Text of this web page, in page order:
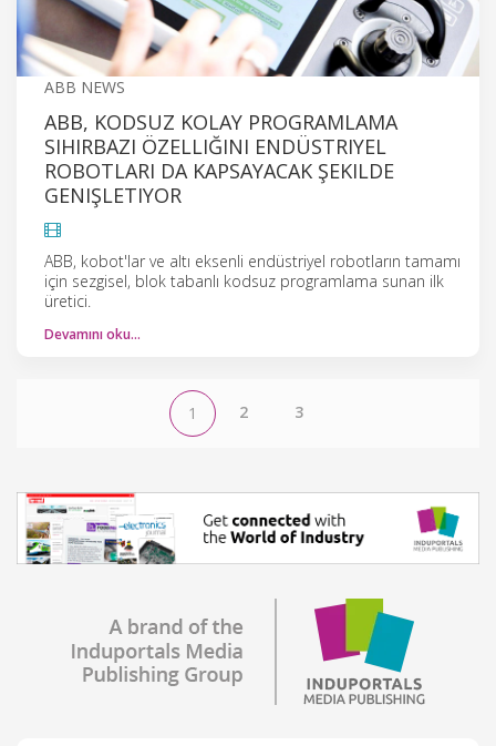
ABB NEWS
ABB, KODSUZ KOLAY PROGRAMLAMA
SIHIRBAZI ÖZELLIĞINI ENDÜSTRIYEL
ROBOTLARI DA KAPSAYACAK ŞEKILDE
GENIŞLETIYOR
ABB, kobot'lar ve altı eksenli endüstriyel robotların tamamı
için sezgisel, blok tabanlı kodsuz programlama sunan ilk
üretici.
Devamını oku…
1 2 3